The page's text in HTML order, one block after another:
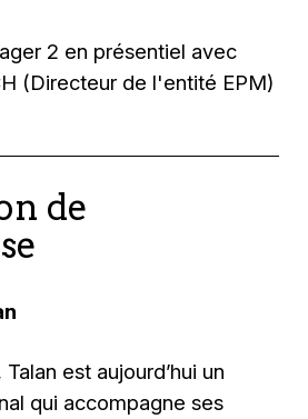
2 en présentiel avec
(Directeur de l'entité EPM)
de
est aujourd’hui un
qui accompagne ses